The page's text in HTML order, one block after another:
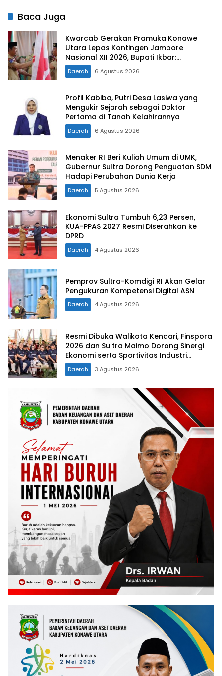
Baca Juga
Kwarcab Gerakan Pramuka Konawe
Utara Lepas Kontingen Jambore
Nasional XII 2026, Bupati Ikbar:
Tunjukkan Karakter Generasi Muda
Konut yang Disiplin dan Berprestasi
Daerah 6 Agustus 2026
Profil Kabiba, Putri Desa Lasiwa yang
Mengukir Sejarah sebagai Doktor
Pertama di Tanah Kelahirannya
Daerah 6 Agustus 2026
Menaker RI Beri Kuliah Umum di UMK,
Gubernur Sultra Dorong Penguatan SDM
Hadapi Perubahan Dunia Kerja
Daerah 5 Agustus 2026
Ekonomi Sultra Tumbuh 6,23 Persen,
KUA-PPAS 2027 Resmi Diserahkan ke
DPRD
Daerah 4 Agustus 2026
Pemprov Sultra-Komdigi RI Akan Gelar
Pengukuran Kompetensi Digital ASN
Daerah 4 Agustus 2026
Resmi Dibuka Walikota Kendari, Finspora
2026 dan Sultra Maimo Dorong Sinergi
Ekonomi serta Sportivitas Industri
Keuangan
Daerah 3 Agustus 2026